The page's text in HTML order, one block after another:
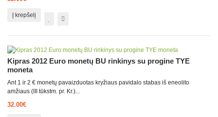
Į krepšelį
Kipras 2012 Euro monetų BU rinkinys su progine TYE
moneta
Ant 1 ir 2 € monetų pavaizduotas kryžiaus pavidalo stabas iš eneolito
amžiaus (III tūkstm. pr. Kr.)...
32.00€